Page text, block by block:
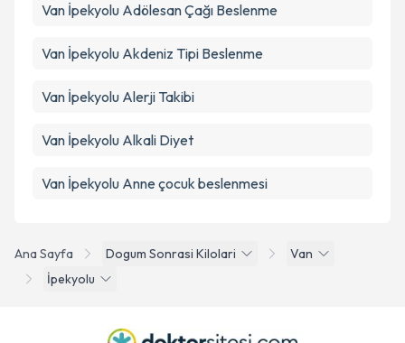
Ana Sayfa Dogum Sonrasi Kilolari
Van
İpekyolu
Van İpekyolu Adölesan Çağı Beslenme
Van İpekyolu Akdeniz Tipi Beslenme
Van İpekyolu Alerji Takibi
Van İpekyolu Alkali Diyet
Van İpekyolu Anne çocuk beslenmesi